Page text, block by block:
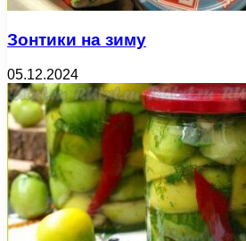
Зонтики на зиму
05.12.2024